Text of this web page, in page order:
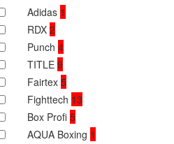
Adidas 1
RDX 2
Punch 4
TITLE 9
Fairtex 5
Fighttech 13
Box Profi 5
AQUA Boxing 1